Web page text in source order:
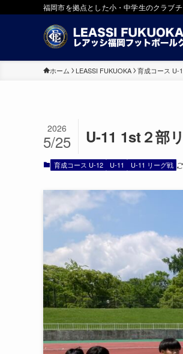
福岡市を拠点とした小・中学生のクラブ
ホーム LEASSI FUKUOKA 育成コース U-
U-11 1st２部
2026
5/25
育成コース U-12 U-11 U-11 リーグ戦